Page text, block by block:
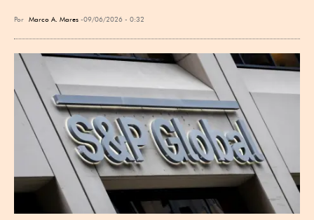
Por Marco A. Mares 09/06/2026 - 0:32